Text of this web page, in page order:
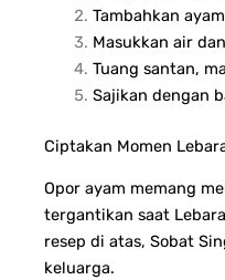
Tambahkan
Masukkan air
Tuang santan,
Sajikan dengan
Ciptakan Momen
Opor ayam memang
tergantikan saat
resep di atas, Sobat
keluarga.